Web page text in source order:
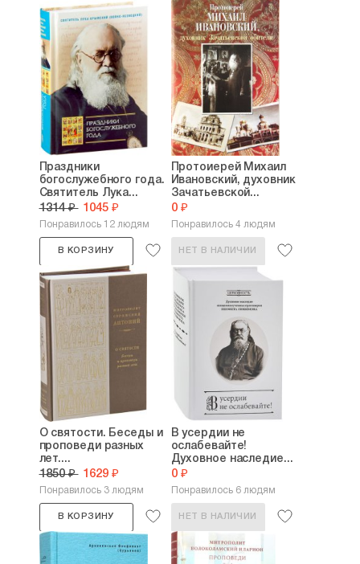
Праздники
богослужебного года.
Святитель Лука...
1314 ₽ 1045 ₽
Понравилось 12 людям
В КОРЗИНУ
Протоиерей Михаил
Ивановский, духовник
Зачатьевской...
0 ₽
Понравилось 4 людям
НЕТ В НАЛИЧИИ
О святости. Беседы и
проповеди разных
лет....
1850 ₽ 1629 ₽
Понравилось 3 людям
В КОРЗИНУ
В усердии не
ослабевайте!
Духовное наследие...
0 ₽
Понравилось 6 людям
НЕТ В НАЛИЧИИ